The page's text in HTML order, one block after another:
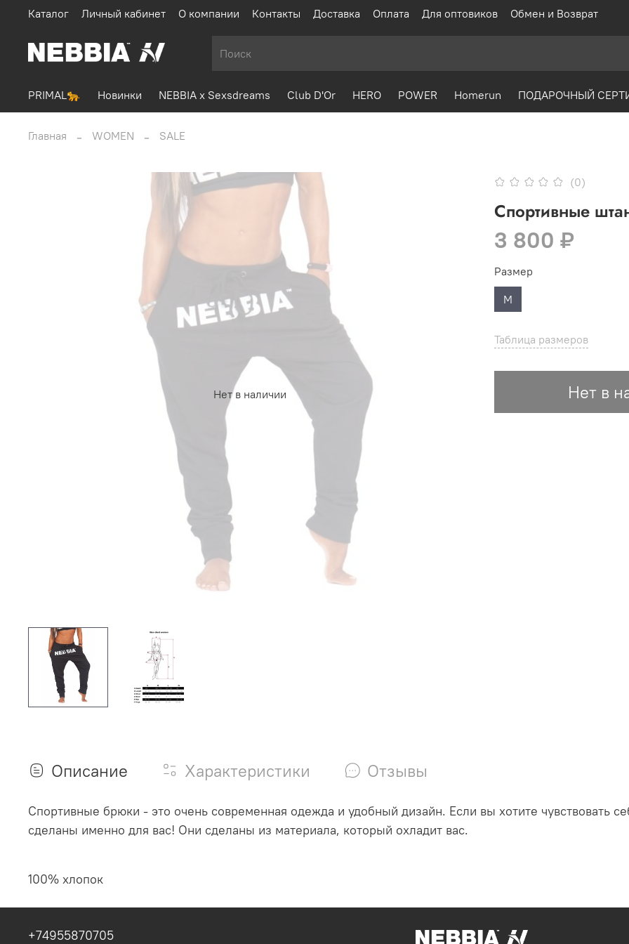
Каталог Личный кабинет О компании Контакты Доставка Оплата Для оптовиков Обмен и Возврат
PRIMAL🐆 Новинки NEBBIA x Sexsdreams Club D'Or HERO POWER Homerun ПОДАРОЧНЫЙ
Главная WOMEN SALE
Нет в наличии
(0)
Спортивные
3 800 ₽
Таблица размеров
Нет в
Размер
M
Описание Характеристики Отзывы
Спортивные брюки - это очень современная одежда и удобный дизайн. Если вы хотите чувствовать
сделаны именно для вас! Они сделаны из материала, который охладит вас.
100% хлопок
+74955870705